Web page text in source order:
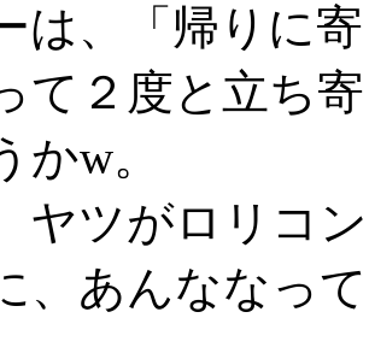
は、「帰りに
て２度と立ち
かw。
ヤツがロリコ
、あんななっ